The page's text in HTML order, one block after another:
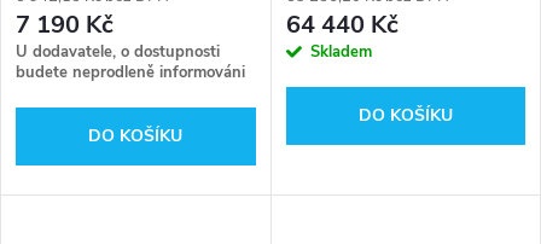
o
d
u
r
o
d
u
7 190 Kč
U dodavatele, o dostupnosti
budete neprodleně informováni
DO KOŠÍKU
převodovkou
64 440 Kč
Skladem
DO KOŠÍKU